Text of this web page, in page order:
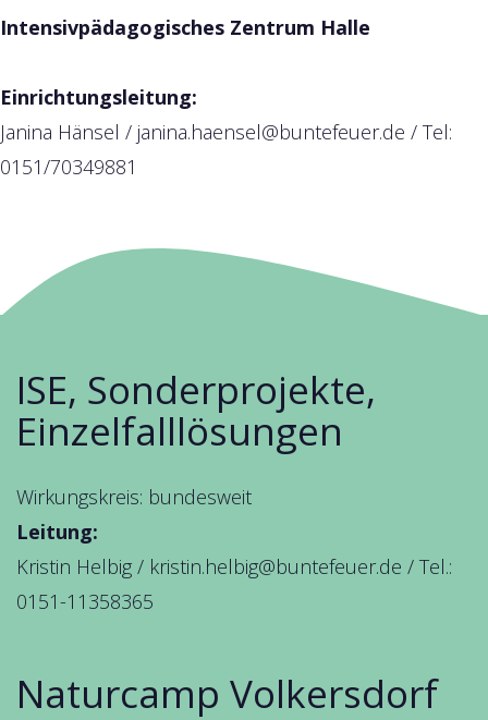
Intensivpädagogisches Zentrum Halle
Einrichtungsleitung:
Janina Hänsel / janina.haensel@buntefeuer.de / Tel:
0151/70349881
ISE, Sonderprojekte,
Einzelfalllösungen
Wirkungskreis: bundesweit
Leitung:
Kristin Helbig / kristin.helbig@buntefeuer.de / Tel.:
0151-11358365
Naturcamp Volkersdorf